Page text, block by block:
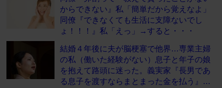
からできない』私「簡単だから覚えなよ」
同僚『できなくても生活に支障ないでし
ょ！！！』私「えっ」→すると・・・
結婚４年後に夫が脳梗塞で他界…専業主婦
の私（働いた経験がない）息子と年子の娘
を抱えて路頭に迷った。義実家『長男であ
る息子を渡すならまとまった金を払う』…